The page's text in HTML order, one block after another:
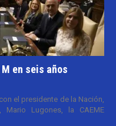
en seis años
el presidente de la Nación,
Lugones, la CAEME